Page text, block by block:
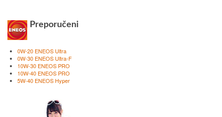
Preporučeni
0W-20 ENEOS Ultra
0W-30 ENEOS Ultra-F
10W-30 ENEOS PRO
10W-40 ENEOS PRO
5W-40 ENEOS Hyper